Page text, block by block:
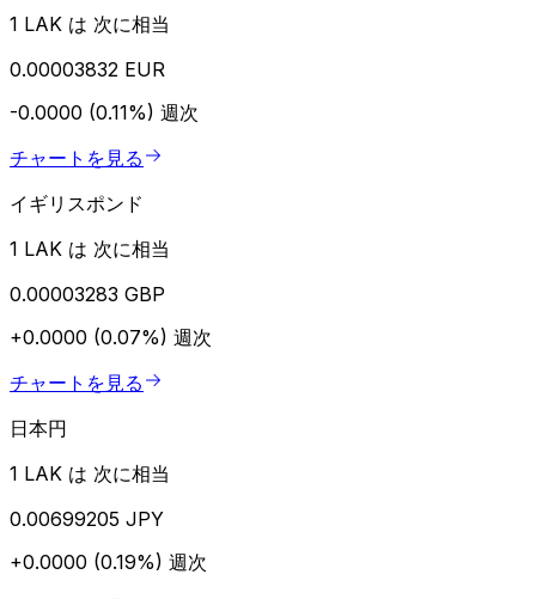
1 LAK は 次に相当
0.00003832 EUR
-0.0000 (0.11%) 週次
チャートを見る
イギリスポンド
1 LAK は 次に相当
0.00003283 GBP
+0.0000 (0.07%) 週次
チャートを見る
日本円
1 LAK は 次に相当
0.00699205 JPY
+0.0000 (0.19%) 週次